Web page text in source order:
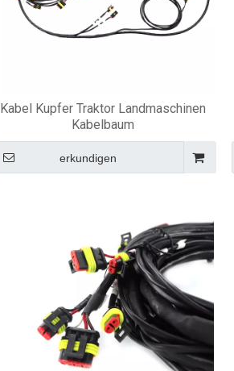
Kabel Kupfer Traktor Landmaschinen
Kabelbaum
erkundigen